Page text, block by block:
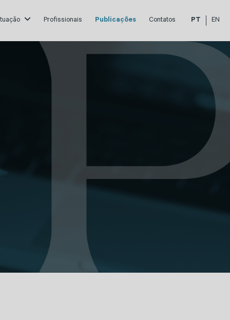
Profissionais Publicações Contatos PT EN